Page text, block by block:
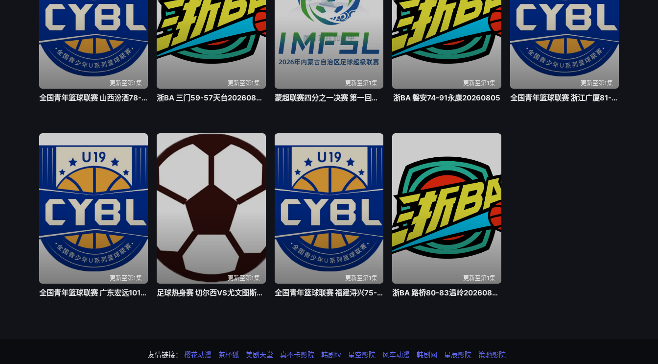
更新至第1集
全国青年篮球联赛 山西汾酒78-73四川锦城20260805
更新至第1集
浙BA 三门59-57天台20260805
更新至第1集
蒙超联赛四分之一决赛 第一回合 乌兰察布队VS包头队20260804
更新至第1集
浙BA 磐安74-91永康20260805
更新至第1集
全国青年篮球联赛 浙江广厦81-70山东山高20260805
更新至第1集
全国青年篮球联赛 广东宏远101-93吉林东北虎20260803
更新至第1集
足球热身赛 切尔西VS尤文图斯20260805
更新至第1集
全国青年篮球联赛 福建浔兴75-72辽宁沈阳三生20260805
更新至第1集
浙BA 路桥80-83温岭20260805
友情链接： 樱花动漫 茶杯狐 美剧天堂 真不卡影院 韩剧tv 星空影院 风车动漫 韩剧网 星辰影院 策驰影院